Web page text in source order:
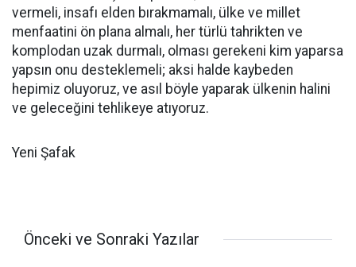
vermeli, insafı elden bırakmamalı, ülke ve millet
menfaatini ön plana almalı, her türlü tahrikten ve
komplodan uzak durmalı, olması gerekeni kim yaparsa
yapsın onu desteklemeli; aksi halde kaybeden
hepimiz oluyoruz, ve asıl böyle yaparak ülkenin halini
ve geleceğini tehlikeye atıyoruz.
Yeni Şafak
Önceki ve Sonraki Yazılar